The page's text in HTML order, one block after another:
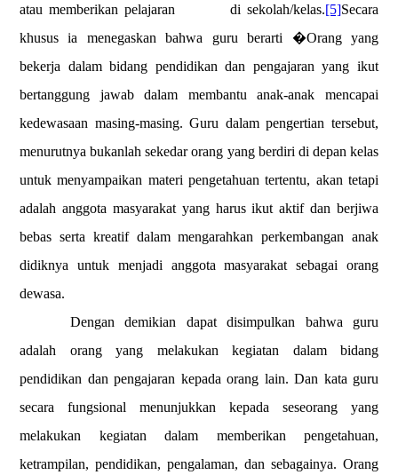
atau memberikan pelajaran
di sekolah/kelas.[5]Secara
khusus ia menegaskan bahwa guru berarti �Orang yang
bekerja dalam bidang pendidikan dan pengajaran yang ikut
bertanggung jawab dalam membantu anak-anak mencapai
kedewasaan masing-masing. Guru dalam pengertian tersebut,
menurutnya bukanlah sekedar orang yang berdiri di depan kelas
untuk menyampaikan materi pengetahuan tertentu, akan tetapi
adalah anggota masyarakat yang harus ikut aktif dan berjiwa
bebas serta kreatif dalam mengarahkan perkembangan anak
didiknya untuk menjadi anggota masyarakat sebagai orang
dewasa.
Dengan demikian dapat disimpulkan bahwa guru
adalah orang yang melakukan kegiatan dalam bidang
pendidikan dan pengajaran kepada orang lain. Dan kata guru
secara fungsional menunjukkan kepada seseorang yang
melakukan kegiatan dalam memberikan pengetahuan,
ketrampilan, pendidikan, pengalaman, dan sebagainya. Orang